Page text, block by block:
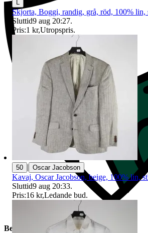
Beskrivning
Skjorta, Boggi, randig, grå, röd, 100% lin,
Sluttid9 aug 20:27.
Pris:1 kr,Utropspris.
50 | Oscar Jacobson
Kavaj, Oscar Jacobson, beige, 100% lin,
Sluttid9 aug 20:33.
Pris:16 kr,Ledande bud.